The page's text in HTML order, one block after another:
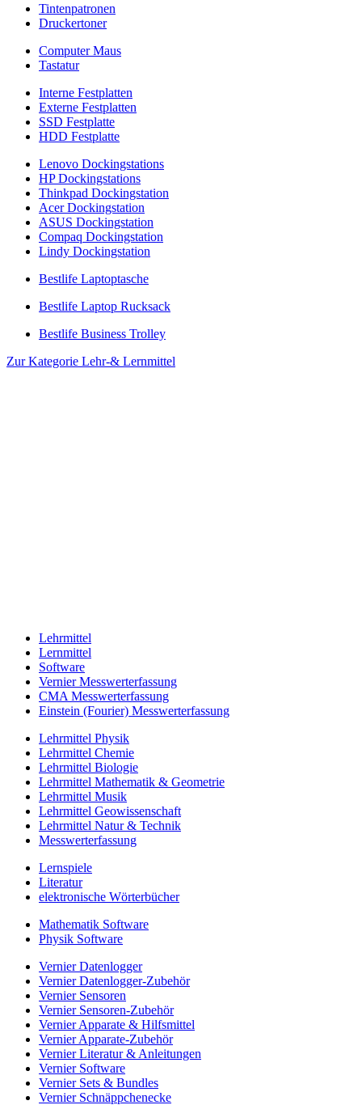
Tintenpatronen
Druckertoner
Computer Maus
Tastatur
Interne Festplatten
Externe Festplatten
SSD Festplatte
HDD Festplatte
Lenovo Dockingstations
HP Dockingstations
Thinkpad Dockingstation
Acer Dockingstation
ASUS Dockingstation
Compaq Dockingstation
Lindy Dockingstation
Bestlife Laptoptasche
Bestlife Laptop Rucksack
Bestlife Business Trolley
Zur Kategorie Lehr-& Lernmittel
Lehrmittel
Lernmittel
Software
Vernier Messwerterfassung
CMA Messwerterfassung
Einstein (Fourier) Messwerterfassung
Lehrmittel Physik
Lehrmittel Chemie
Lehrmittel Biologie
Lehrmittel Mathematik & Geometrie
Lehrmittel Musik
Lehrmittel Geowissenschaft
Lehrmittel Natur & Technik
Messwerterfassung
Lernspiele
Literatur
elektronische Wörterbücher
Mathematik Software
Physik Software
Vernier Datenlogger
Vernier Datenlogger-Zubehör
Vernier Sensoren
Vernier Sensoren-Zubehör
Vernier Apparate & Hilfsmittel
Vernier Apparate-Zubehör
Vernier Literatur & Anleitungen
Vernier Software
Vernier Sets & Bundles
Vernier Schnäppchenecke